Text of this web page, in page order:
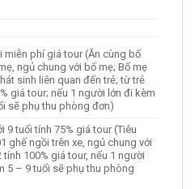
miễn phí giá tour (Ăn cùng bố
ngủ chung với bố mẹ; Bố mẹ
sinh liên quan đến trẻ; từ trẻ
giá tour; nếu 1 người lớn đi kèm
sẽ phụ thu phòng đơn)
9 tuổi tính 75% giá tour (Tiêu
ghế ngồi trên xe, ngủ chung với
tính 100% giá tour, nếu 1 người
5 – 9 tuổi sẽ phụ thu phòng